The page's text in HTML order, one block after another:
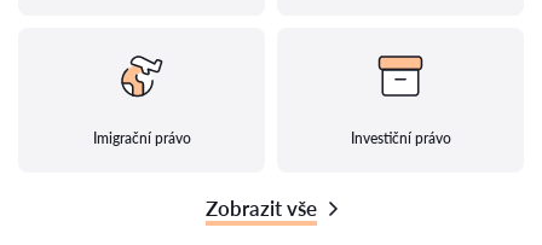
Imigrační právo Investiční právo
Zobrazit vše